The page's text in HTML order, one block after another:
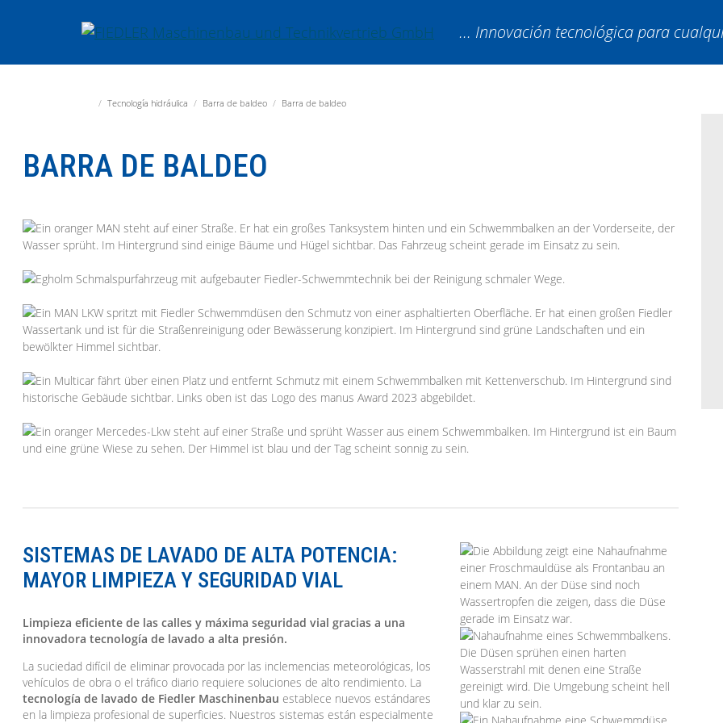
... Innovación tecnológica para
Fiedler Maschinenbau und Technikvertrieb GmbH
Tecnología hidráulica Barra de baldeo Barra de baldeo
BARRA DE BALDEO
SISTEMAS DE LAVADO DE ALTA POTENCIA:
MAYOR LIMPIEZA Y SEGURIDAD VIAL
Limpieza eficiente de las calles y máxima seguridad vial gracias a una
innovadora tecnología de lavado a alta presión.
La suciedad difícil de eliminar provocada por las inclemencias meteorológicas, los
vehículos de obra o el tráfico diario requiere soluciones de alto rendimiento. La
tecnología de lavado de Fiedler Maschinenbau establece nuevos estándares
en la limpieza profesional de superficies. Nuestros sistemas están especialmente